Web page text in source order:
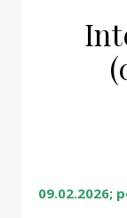
09.02.2026;